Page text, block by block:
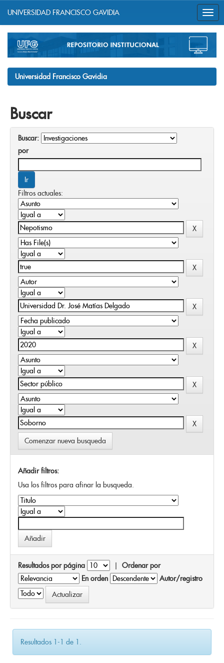
navigation
UNIVERSIDAD FRANCISCO GAVIDIA
Universidad Francisco Gavidia
Buscar
Buscar:
por
Filtros actuales:
Comenzar nueva busqueda
Añadir filtros:
Usa los filtros para afinar la busqueda.
Resultados por página | Ordenar por
En orden
Autor/registro
Resultados 1-1 de 1.